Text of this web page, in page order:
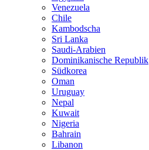
Venezuela
Chile
Kambodscha
Sri Lanka
Saudi-Arabien
Dominikanische Republik
Südkorea
Oman
Uruguay
Nepal
Kuwait
Nigeria
Bahrain
Libanon